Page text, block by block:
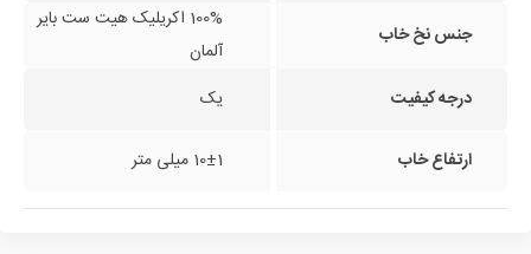
جنس نخ خاب
100% اکریلیک هیت ست بایر
آلمان
درجه کیفیت
یک
ارتفاع خاب 10±1 میلی متر